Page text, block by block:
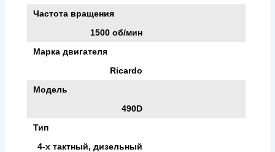
Частота вращения
1500 об/мин
Марка двигателя
Ricardo
Модель
490D
Тип
4-х тактный, дизельный